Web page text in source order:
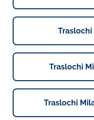
Traslochi
Traslochi